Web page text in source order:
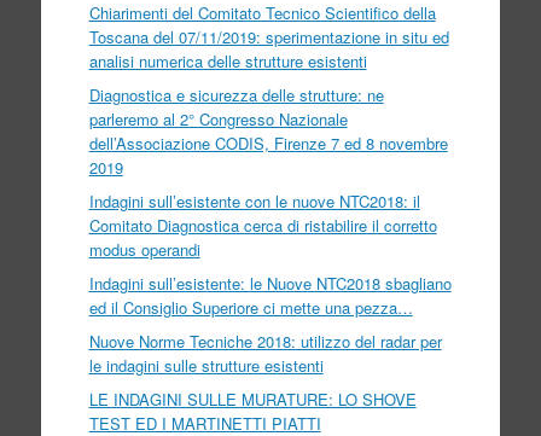
Chiarimenti del Comitato Tecnico Scientifico della
Toscana del 07/11/2019: sperimentazione in situ ed
analisi numerica delle strutture esistenti
Diagnostica e sicurezza delle strutture: ne
parleremo al 2° Congresso Nazionale
dell’Associazione CODIS, Firenze 7 ed 8 novembre
2019
Indagini sull’esistente con le nuove NTC2018: il
Comitato Diagnostica cerca di ristabilire il corretto
modus operandi
Indagini sull’esistente: le Nuove NTC2018 sbagliano
ed il Consiglio Superiore ci mette una pezza…
Nuove Norme Tecniche 2018: utilizzo del radar per
le indagini sulle strutture esistenti
LE INDAGINI SULLE MURATURE: LO SHOVE
TEST ED I MARTINETTI PIATTI